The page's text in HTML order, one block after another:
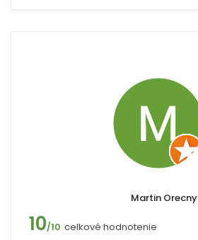
Martin Orecny
10/10 celkové hodnotenie